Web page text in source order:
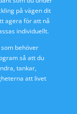
på vägen dit
agera för att nå
individuellt.
behöver
så att du
tankar,
att livet